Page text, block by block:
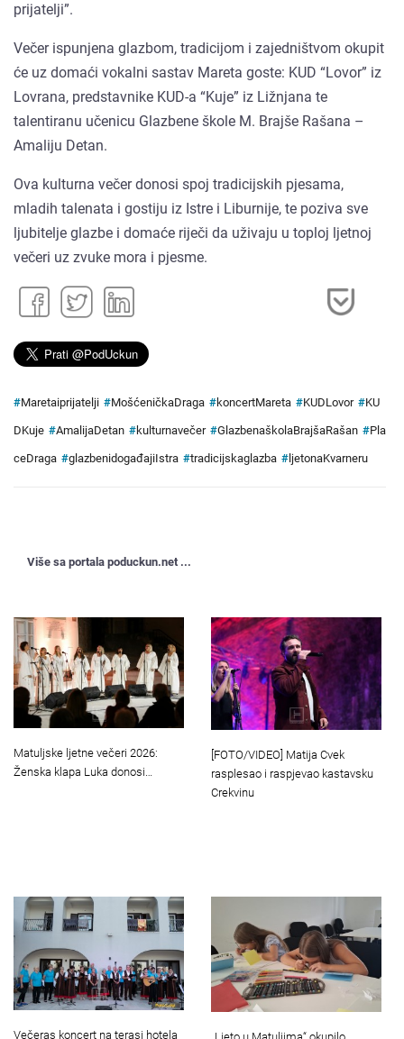
prijatelji”.
Večer ispunjena glazbom, tradicijom i zajedništvom okupit
će uz domaći vokalni sastav Mareta goste: KUD “Lovor” iz
Lovrana, predstavnike KUD-a “Kuje” iz Ližnjana te
talentiranu učenicu Glazbene škole M. Brajše Rašana –
Amaliju Detan.
Ova kulturna večer donosi spoj tradicijskih pjesama,
mladih talenata i gostiju iz Istre i Liburnije, te poziva sve
ljubitelje glazbe i domaće riječi da uživaju u toploj ljetnoj
večeri uz zvuke mora i pjesme.
#Maretaiprijatelji #MošćeničkaDraga #koncertMareta #KUDLovor #KU
DKuje #AmalijaDetan #kulturnavečer #GlazbenaškolaBrajšaRašan #Pla
ceDraga #glazbenidogađajiIstra #tradicijskaglazba # ljetonaKvarneru
Više sa portala poduckun.net ...
Matuljske ljetne večeri 2026:
Ženska klapa Luka donosi…
[FOTO/VIDEO] Matija Cvek
rasplesao i raspjevao kastavsku
Crekvinu
Večeras koncert na terasi hotela